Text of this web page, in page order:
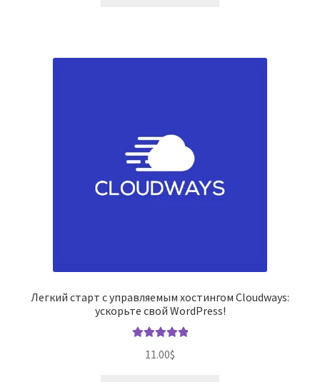
Легкий старт с управляемым хостингом Cloudways:
ускорьте свой WordPress!
11.00$